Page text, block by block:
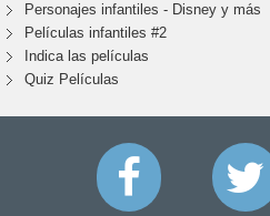
Personajes infantiles - Disney y más
Películas infantiles #2
Indica las películas
Quiz Películas